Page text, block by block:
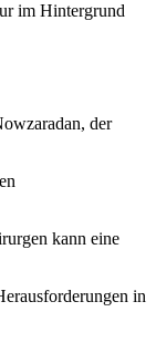
im Hintergrund
der
kann eine
in